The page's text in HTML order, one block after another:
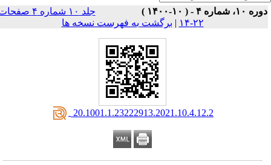
۱۰، شماره ۴ - ( ۱۰-۱۴۰۰ )
جلد ۱۰ شماره ۴ صفحات
۲۲-۱۴
| برگشت به فهرست نسخه ها
‎ 20.1001.1.23222913.2021.10.4.12.2